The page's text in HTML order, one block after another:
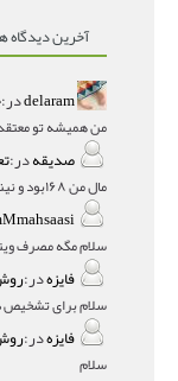
آخرین دیدگاه
delaramدر:
من همیشه تو
صدیقهدر:
فایزهدر:
فایزهدر:
سلام